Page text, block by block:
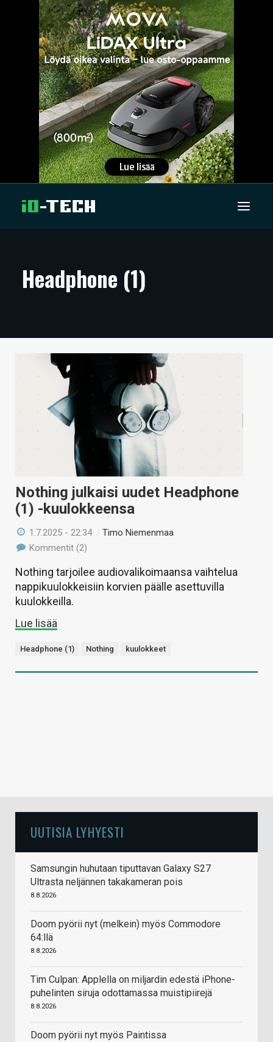
ARTIKKELIT
TECHBBS
HINTA.FI
KAUPPA
HAKU
Headphone (1)
Nothing julkaisi uudet Headphone
(1) -kuulokkeensa
1.7.2025 - 22:34 /Timo Niemenmaa
Kommentit (2)
Nothing tarjoilee audiovalikoimaansa vaihtelua
nappikuulokkeisiin korvien päälle asettuvilla
kuulokkeilla.
Lue lisää
Headphone (1) Nothing kuulokkeet
UUTISIA LYHYESTI
Samsungin huhutaan tiputtavan Galaxy S27
Ultrasta neljännen takakameran pois
8.8.2026
Doom pyörii nyt (melkein) myös Commodore
64:llä
8.8.2026
Tim Culpan: Applella on miljardin edestä iPhone-
puhelinten siruja odottamassa muistipiirejä
8.8.2026
Doom pyörii nyt myös Paintissa